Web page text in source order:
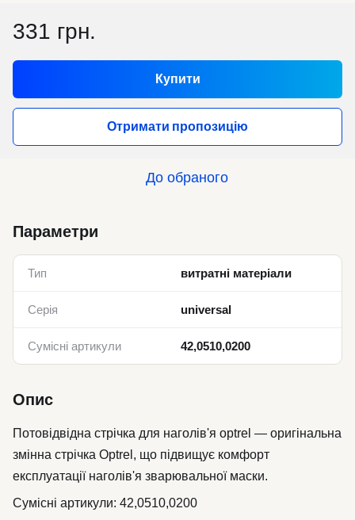
331 грн.
Купити
Отримати пропозицію
До обраного
Параметри
Тип витратні матеріали
Серія universal
Сумісні артикули 42,0510,0200
Опис
Потовідвідна стрічка для наголів'я optrel — оригінальна
змінна стрічка Optrel, що підвищує комфорт
експлуатації наголів'я зварювальної маски.
Сумісні артикули: 42,0510,0200